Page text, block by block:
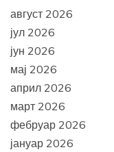
август 2026
јул 2026
јун 2026
мај 2026
април 2026
март 2026
фебруар 2026
јануар 2026